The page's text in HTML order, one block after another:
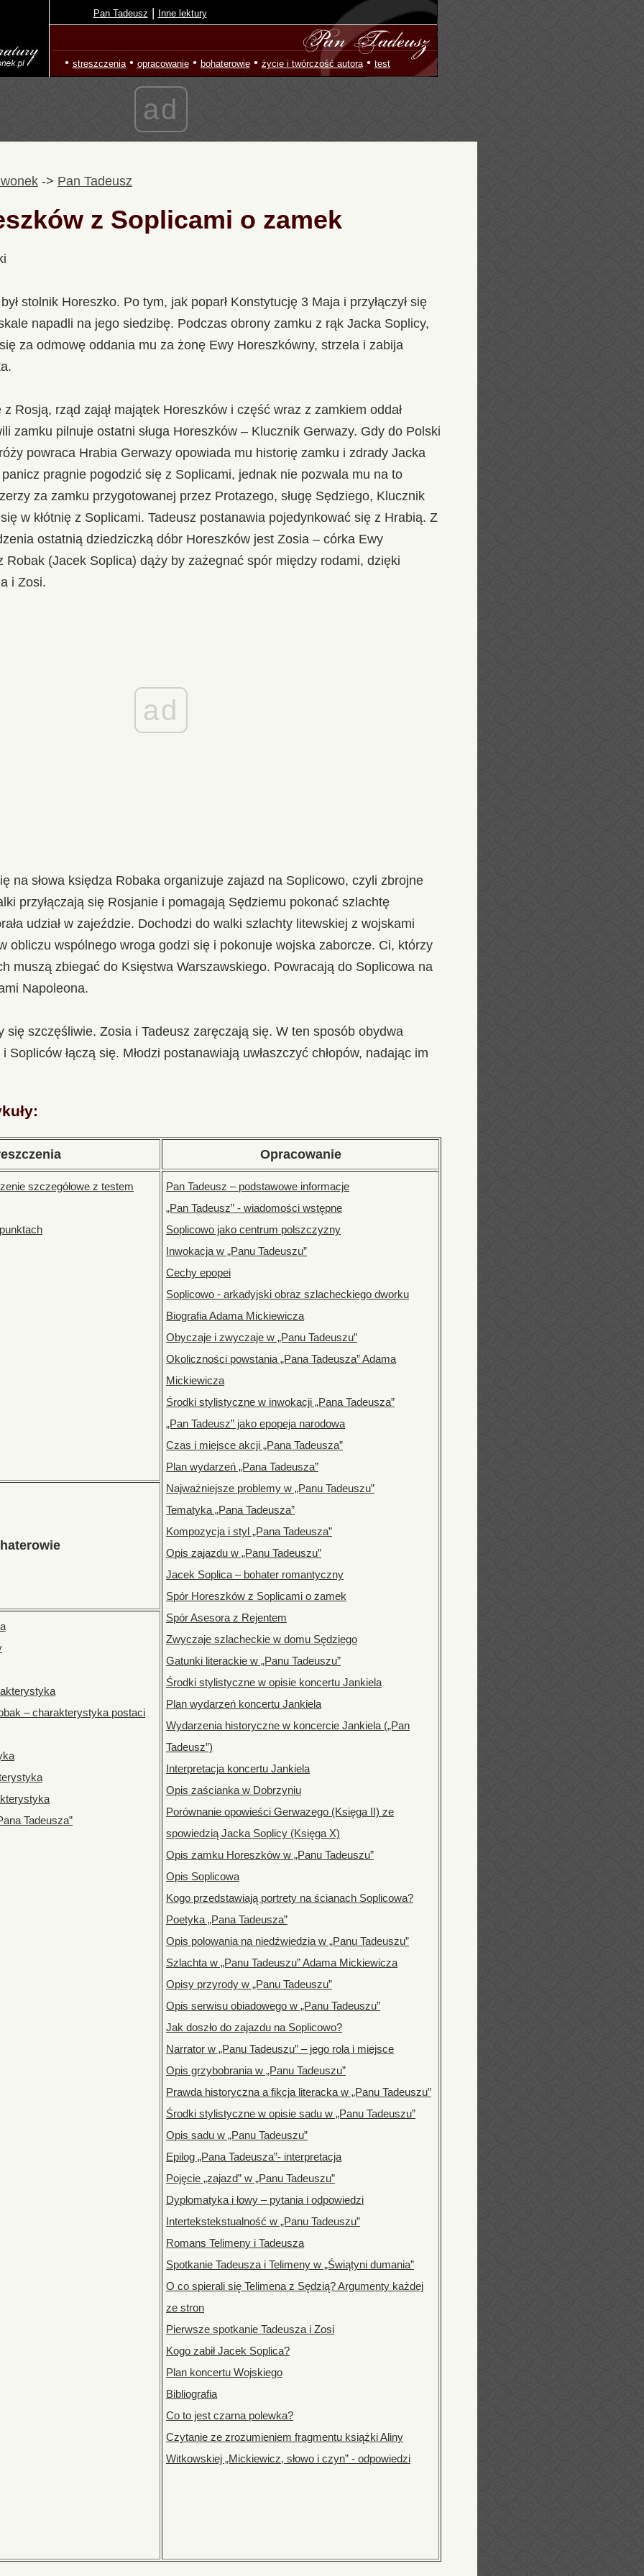
Pan Tadeusz | Inne lektury
• streszczenia• opracowanie• bohaterowie• życie i twórczość autora• test
ad
-> Pan Tadeusz
z Soplicami o zamek
stolnik Horeszko. Po tym, jak poparł Konstytucję 3 Maja i przyłączył się
napadli na jego siedzibę. Podczas obrony zamku z rąk Jacka Soplicy,
za odmowę oddania mu za żonę Ewy Horeszkówny, strzela i zabija
Rosją, rząd zajął majątek Horeszków i część wraz z zamkiem oddał
zamku pilnuje ostatni sługa Horeszków – Klucznik Gerwazy. Gdy do Polski
powraca Hrabia Gerwazy opowiada mu historię zamku i zdrady Jacka
pragnie pogodzić się z Soplicami, jednak nie pozwala mu na to
za zamku przygotowanej przez Protazego, sługę Sędziego, Klucznik
w kłótnię z Soplicami. Tadeusz postanawia pojedynkować się z Hrabią. Z
ostatnią dziedziczką dóbr Horeszków jest Zosia – córka Ewy
Robak (Jacek Soplica) dąży by zażegnać spór między rodami, dzięki
i Zosi.
ad
na słowa księdza Robaka organizuje zajazd na Soplicowo, czyli zbrojne
przyłączają się Rosjanie i pomagają Sędziemu pokonać szlachtę
udział w zajeździe. Dochodzi do walki szlachty litewskiej z wojskami
obliczu wspólnego wroga godzi się i pokonuje wojska zaborcze. Ci, którzy
muszą zbiegać do Księstwa Warszawskiego. Powracają do Soplicowa na
Napoleona.
się szczęśliwie. Zosia i Tadeusz zaręczają się. W ten sposób obydwa
Sopliców łączą się. Młodzi postanawiają uwłaszczyć chłopów, nadając im
Opracowanie
szczegółowe z testem
Pan Tadeusz – podstawowe informacje
„Pan Tadeusz” - wiadomości wstępne
Soplicowo jako centrum polszczyzny
Inwokacja w „Panu Tadeuszu”
Cechy epopei
Soplicowo - arkadyjski obraz szlacheckiego dworku
Biografia Adama Mickiewicza
Obyczaje i zwyczaje w „Panu Tadeuszu”
Okoliczności powstania „Pana Tadeusza” Adama
Mickiewicza
Środki stylistyczne w inwokacji „Pana Tadeusza”
„Pan Tadeusz” jako epopeja narodowa
Czas i miejsce akcji „Pana Tadeusza”
Plan wydarzeń „Pana Tadeusza”
Najważniejsze problemy w „Panu Tadeuszu”
Tematyka „Pana Tadeusza”
Kompozycja i styl „Pana Tadeusza”
Opis zajazdu w „Panu Tadeuszu”
Jacek Soplica – bohater romantyczny
Spór Horeszków z Soplicami o zamek
Spór Asesora z Rejentem
Zwyczaje szlacheckie w domu Sędziego
Gatunki literackie w „Panu Tadeuszu”
Środki stylistyczne w opisie koncertu Jankiela
Plan wydarzeń koncertu Jankiela
Wydarzenia historyczne w koncercie Jankiela („Pan
Tadeusz”)
Interpretacja koncertu Jankiela
Opis zaścianka w Dobrzyniu
Porównanie opowieści Gerwazego (Księga II) ze
spowiedzią Jacka Soplicy (Księga X)
Opis zamku Horeszków w „Panu Tadeuszu”
Opis Soplicowa
Kogo przedstawiają portrety na ścianach Soplicowa?
Poetyka „Pana Tadeusza”
Opis polowania na niedźwiedzia w „Panu Tadeuszu”
Szlachta w „Panu Tadeuszu” Adama Mickiewicza
Opisy przyrody w „Panu Tadeuszu”
Opis serwisu obiadowego w „Panu Tadeuszu”
Jak doszło do zajazdu na Soplicowo?
Narrator w „Panu Tadeuszu” – jego rola i miejsce
Opis grzybobrania w „Panu Tadeuszu”
Prawda historyczna a fikcja literacka w „Panu Tadeuszu”
Środki stylistyczne w opisie sadu w „Panu Tadeuszu”
Opis sadu w „Panu Tadeuszu”
Epilog „Pana Tadeusza”- interpretacja
Pojęcie „zajazd” w „Panu Tadeuszu”
Dyplomatyka i łowy – pytania i odpowiedzi
Intertekstekstualność w „Panu Tadeuszu”
Romans Telimeny i Tadeusza
Spotkanie Tadeusza i Telimeny w „Świątyni dumania”
O co spierali się Telimena z Sędzią? Argumenty każdej
ze stron
Pierwsze spotkanie Tadeusza i Zosi
Kogo zabił Jacek Soplica?
Plan koncertu Wojskiego
Bibliografia
Co to jest czarna polewka?
Czytanie ze zrozumieniem fragmentu książki Aliny
Witkowskiej „Mickiewicz, słowo i czyn” - odpowiedzi
– charakterystyka postaci
Tadeusza”